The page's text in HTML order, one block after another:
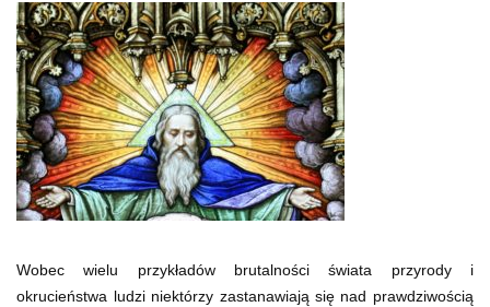
Wobec wielu przykładów brutalności świata przyrody i
okrucieństwa ludzi niektórzy zastanawiają się nad prawdziwością